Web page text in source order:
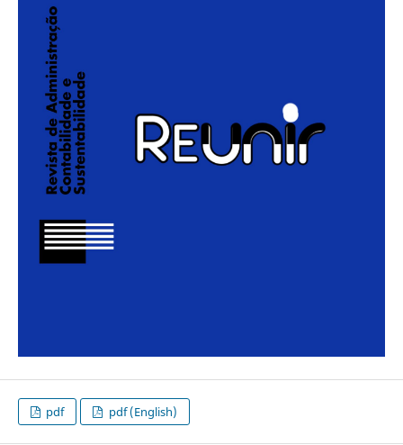
pdf pdf (English)